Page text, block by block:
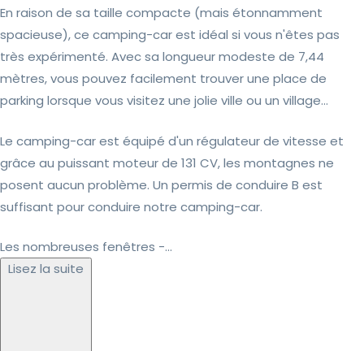
En raison de sa taille compacte (mais étonnamment
spacieuse), ce camping-car est idéal si vous n'êtes pas
très expérimenté. Avec sa longueur modeste de 7,44
mètres, vous pouvez facilement trouver une place de
parking lorsque vous visitez une jolie ville ou un village...
Le camping-car est équipé d'un régulateur de vitesse et
grâce au puissant moteur de 131 CV, les montagnes ne
posent aucun problème. Un permis de conduire B est
suffisant pour conduire notre camping-car.
Les nombreuses fenêtres -...
Lisez la suite